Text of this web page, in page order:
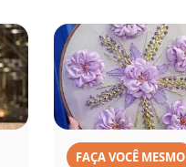
FAÇA VOCÊ MESMO